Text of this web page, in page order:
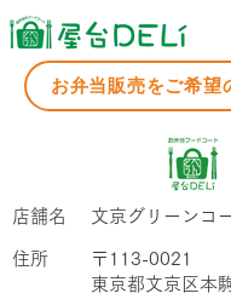
お弁当販売をご希望
店舗名 文京グリーンコ
​住所
〒113-0021
東京都文京区